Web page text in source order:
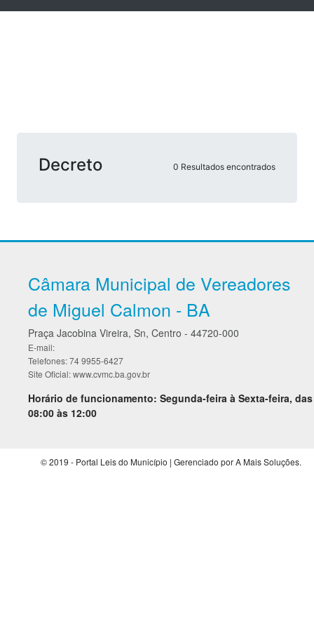
Decreto 0 Resultados encontrados
Câmara Municipal de Vereadores
de Miguel Calmon - BA
Praça Jacobina Vireira, Sn, Centro - 44720-000
E-mail:
Telefones: 74 9955-6427
Site Oficial: www.cvmc.ba.gov.br
Horário de funcionamento: Segunda-feira à Sexta-feira, das
08:00 às 12:00
© 2019 - Portal Leis do Município | Gerenciado por A Mais Soluções.